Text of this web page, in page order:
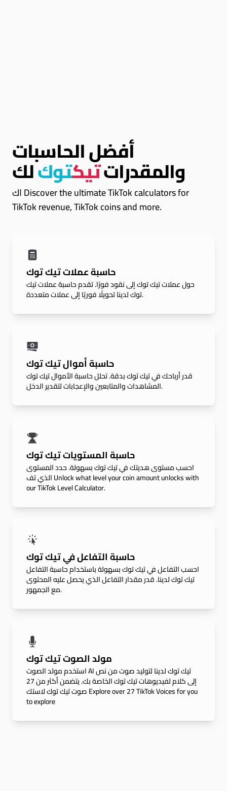
أفضل الحاسبات
والمقدراتتيكتوكلك
اك Discover the ultimate TikTok calculators for
TikTok revenue, TikTok coins and more.
حاسبة عملات تيك توك
حول عملات تيك توك إلى نقود فورًا. تقدم حاسبة عملات تيك
توك لدينا تحويلًا فوريًا إلى عملات متعددة.
حاسبة أموال تيك توك
قدر أرباحك في تيك توك بدقة. تحلل حاسبة الأموال تيك توك
المشاهدات والمتابعين والإعجابات لتقدير الدخل.
حاسبة المستويات تيك توك
احسب مستوى هديتك في تيك توك بسهولة. حدد المستوى
الذي تف Unlock what level your coin amount unlocks with
our TikTok Level Calculator.
حاسبة التفاعل في تيك توك
احسب التفاعل في تيك توك بسهولة باستخدام حاسبة التفاعل
تيك توك لدينا. قدر مقدار التفاعل الذي يحصل عليه المحتوى
مع الجمهور.
مولد الصوت تيك توك
استخدم مولد الصوت AI تيك توك لدينا لتوليد صوت من نص
إلى كلام لفيديوهات تيك توك الخاصة بك. يتضمن أكثر من 27
صوت تيك توك لاستك Explore over 27 TikTok Voices for you
to explore